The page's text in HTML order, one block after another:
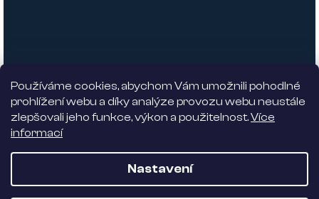
Používáme cookies, abychom Vám umožnili pohodlné
prohlížení webu a díky analýze provozu webu neustále
zlepšovali jeho funkce, výkon a použitelnost.Více
informací
Nastavení